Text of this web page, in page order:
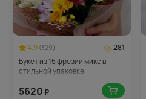
4.9 (329)
281
Букет из 15 фрезий микс в
стильной упаковке
5620 ₽